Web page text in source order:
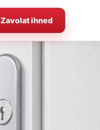
Zavolat ihned